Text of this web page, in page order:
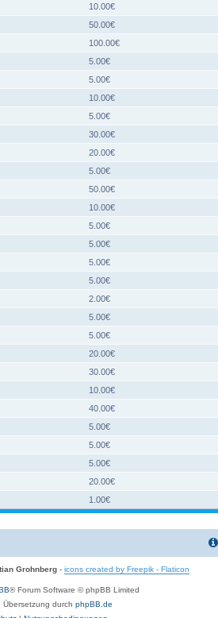
10.00€
50.00€
100.00€
5.00€
5.00€
10.00€
5.00€
30.00€
20.00€
5.00€
50.00€
10.00€
5.00€
5.00€
5.00€
5.00€
2.00€
5.00€
5.00€
20.00€
30.00€
10.00€
40.00€
5.00€
5.00€
5.00€
20.00€
1.00€
Grohnberg - icons created by Freepik - Flaticon
® Forum Software © phpBB Limited
Übersetzung durch phpBB.de